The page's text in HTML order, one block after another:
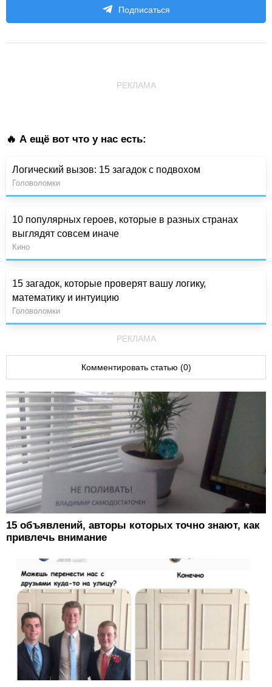
Подписаться
РЕКЛАМА
🔥 А ещё вот что у нас есть:
Логический вызов: 15 загадок с подвохом
Головоломки
10 популярных героев, которые в разных странах
выглядят совсем иначе
Кино
15 загадок, которые проверят вашу логику,
математику и интуицию
Головоломки
РЕКЛАМА
Комментировать статью (0)
15 объявлений, авторы которых точно знают, как
привлечь внимание